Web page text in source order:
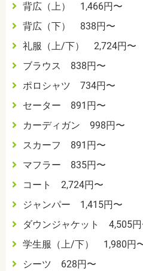
背広（上） 1,466円〜
背広（下） 838円〜
礼服（上/下） 2,724円〜
ブラウス 838円〜
ポロシャツ 734円〜
セーター 891円〜
カーディガン 998円〜
スカーフ 891円〜
マフラー 835円〜
コート 2,724円〜
ジャンパー 1,415円〜
ダウンジャケット 4,505円
学生服（上/下） 1,980円
シーツ 628円〜